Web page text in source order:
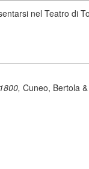
nel Teatro di
Cuneo, Bertola